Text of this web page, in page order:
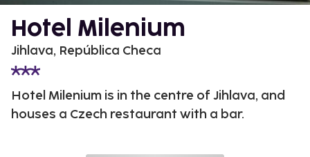
Hotel Milenium
Jihlava, República Checa
Hotel Milenium is in the centre of Jihlava, and
houses a Czech restaurant with a bar.